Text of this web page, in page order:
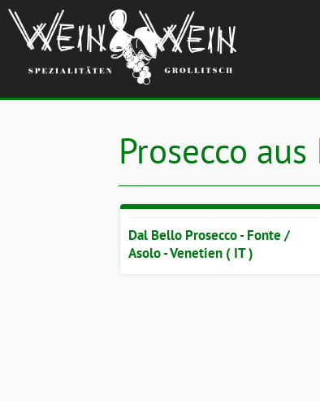
Prosecco
Dal Bello Prosecco - Fonte /
Asolo - Venetien ( IT )